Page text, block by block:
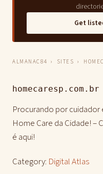
Get
ALMANAC84 › SITES ›
homecaresp.com.br
Procurando por cuidador
Home Care da Cidade! –
é aqui!
Category: Digital Atlas